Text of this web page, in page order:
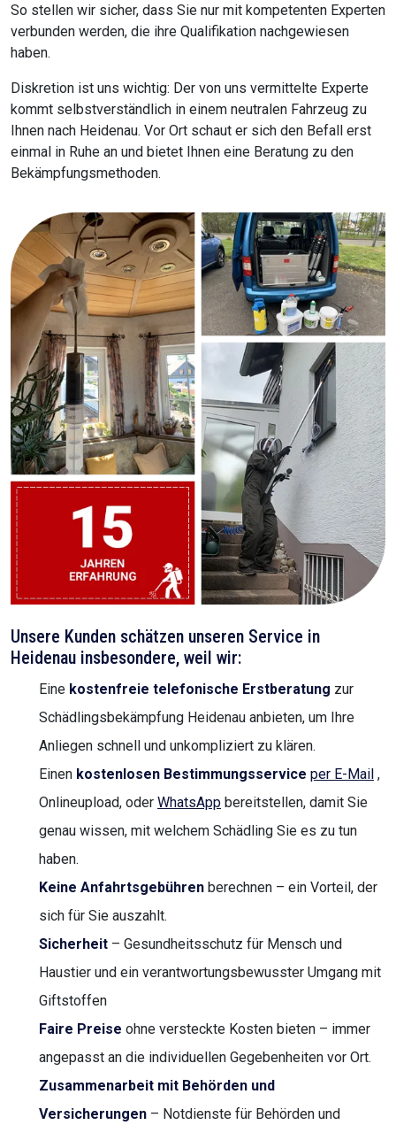
So stellen wir sicher, dass Sie nur mit kompetenten Experten
verbunden werden, die ihre Qualifikation nachgewiesen
haben.
Diskretion ist uns wichtig: Der von uns vermittelte Experte
kommt selbstverständlich in einem neutralen Fahrzeug zu
Ihnen nach Heidenau. Vor Ort schaut er sich den Befall erst
einmal in Ruhe an und bietet Ihnen eine Beratung zu den
Bekämpfungsmethoden.
Unsere Kunden schätzen unseren Service in
Heidenau insbesondere, weil wir:
Eine kostenfreie telefonische Erstberatung zur
Schädlingsbekämpfung Heidenau anbieten, um Ihre
Anliegen schnell und unkompliziert zu klären.
Einen kostenlosen Bestimmungsservice per E-Mail ,
Onlineupload, oder WhatsApp bereitstellen, damit Sie
genau wissen, mit welchem Schädling Sie es zu tun
haben.
Keine Anfahrtsgebühren berechnen – ein Vorteil, der
sich für Sie auszahlt.
Sicherheit – Gesundheitsschutz für Mensch und
Haustier und ein verantwortungsbewusster Umgang mit
Giftstoffen
Faire Preise ohne versteckte Kosten bieten – immer
angepasst an die individuellen Gegebenheiten vor Ort.
Zusammenarbeit mit Behörden und
Versicherungen – Notdienste für Behörden und